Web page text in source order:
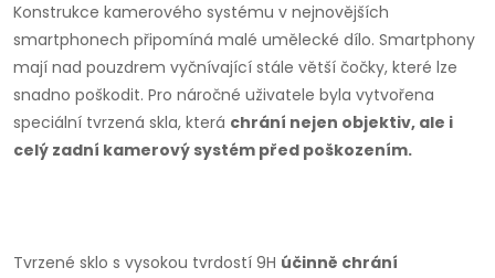
Konstrukce kamerového systému v nejnovějších
smartphonech připomíná malé umělecké dílo. Smartphony
mají nad pouzdrem vyčnívající stále větší čočky, které lze
snadno poškodit. Pro náročné uživatele byla vytvořena
speciální tvrzená skla, která chrání nejen objektiv, ale i
celý zadní kamerový systém před poškozením.
Tvrzené sklo s vysokou tvrdostí 9H účinně chrání